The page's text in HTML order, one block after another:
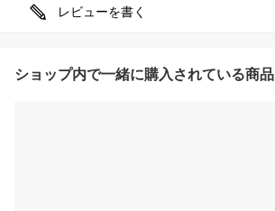
レビューを書く
ショップ内で一緒に購入されている商品